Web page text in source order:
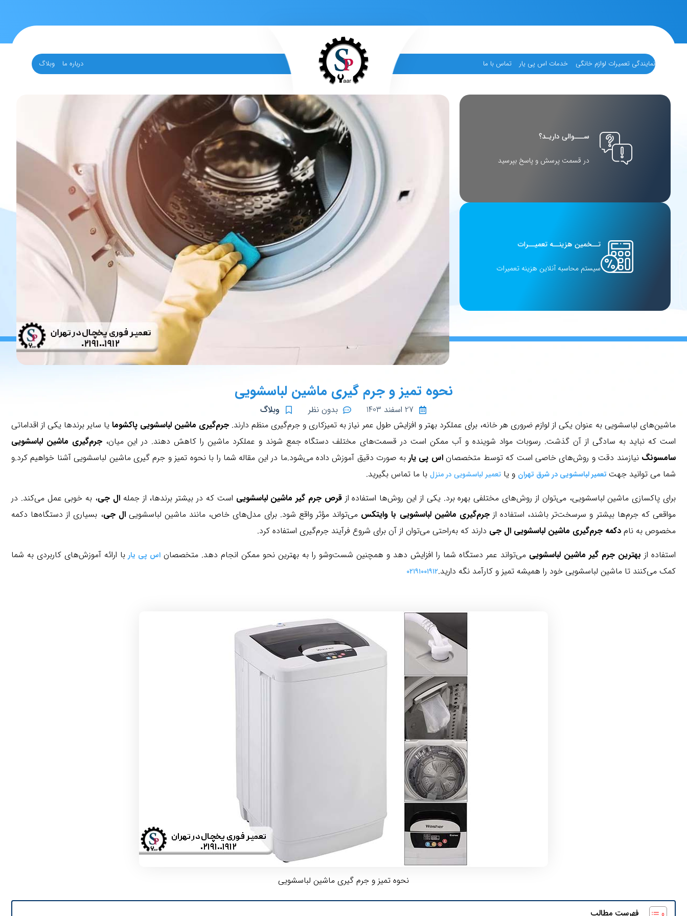
نمایندگی تعمیرات لوازم خانگی خدمات اس پی یار تماس با ما درباره ما وبلاگ
ســـوالی داریـد؟
در قسمت پرسش و پاسخ بپرسید
تــخمین هزینــه تعمیــرات
سیستم محاسبه آنلاین هزینه تعمیرات
نحوه تمیز و جرم گیری ماشین لباسشویی
27 اسفند 1403 بدون نظر
وبلاگ
ماشین‌های لباسشویی به عنوان یکی از لوازم ضروری هر خانه، برای عملکرد بهتر و افزایش طول عمر نیاز به تمیزکاری و جرم‌گیری منظم دارند. جرم‌گیری ماشین لباسشویی پاکشومایا سایر برندها یکی از اقداماتی
است که نباید به سادگی از آن گذشت. رسوبات مواد شوینده و آب ممکن است در قسمت‌های مختلف دستگاه جمع شوند و عملکرد ماشین را کاهش دهند. در این میان، جرم‌گیری ماشین لباسشویی
سامسونگ نیازمند دقت و روش‌های خاصی است که توسط متخصصاناس پی یار به صورت دقیق آموزش داده می‌شود.ما در این مقاله شما را با نحوه تمیز و جرم گیری ماشین لباسشویی آشنا خواهیم کرد.و
شما می توانید جهت تعمیر لباسشویی در شرق تهران و یا تعمیر لباسشویی در منزل با ما تماس بگیرید.
برای پاکسازی ماشین لباسشویی، می‌توان از روش‌های مختلفی بهره برد. یکی از این روش‌ها استفاده ازقرص جرم گیر ماشین لباسشویی است که در بیشتر برندها، از جملهال جی، به خوبی عمل می‌کند. در
مواقعی که جرم‌ها بیشتر و سرسخت‌تر باشند، استفاده ازجرم‌گیری ماشین لباسشویی با وایتکس می‌تواند مؤثر واقع شود. برای مدل‌های خاص، مانند ماشین لباسشوییال جی، بسیاری از دستگاه‌ها دکمه
مخصوص به نام دکمه جرم‌گیری ماشین لباسشویی ال جی دارند که به‌راحتی می‌توان از آن برای شروع فرآیند جرم‌گیری استفاده کرد.
استفاده از بهترین جرم گیر ماشین لباسشویی می‌تواند عمر دستگاه شما را افزایش دهد و همچنین شست‌وشو را به بهترین نحو ممکن انجام دهد. متخصصان اس پی یار با ارائه آموزش‌های کاربردی به شما
کمک می‌کنند تا ماشین لباسشویی خود را همیشه تمیز و کارآمد نگه دارید.۰۲۱۹۱۰۰۱۹۱۲
نحوه تمیز و جرم گیری ماشین لباسشویی
فهرست مطالب